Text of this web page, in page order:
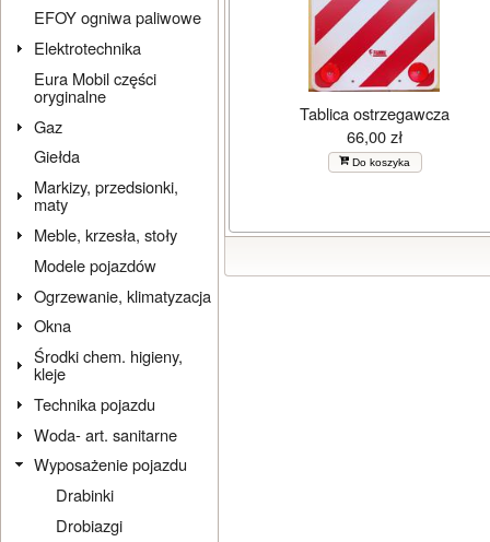
EFOY ogniwa paliwowe
Elektrotechnika
Eura Mobil części
oryginalne
Gaz
Giełda
Markizy, przedsionki,
maty
Meble, krzesła, stoły
Modele pojazdów
Ogrzewanie, klimatyzacja
Okna
Środki chem. higieny,
kleje
Technika pojazdu
Woda- art. sanitarne
Wyposażenie pojazdu
Drabinki
Drobiazgi
Tablica ostrzegawcza
66,00 zł
Do koszyka